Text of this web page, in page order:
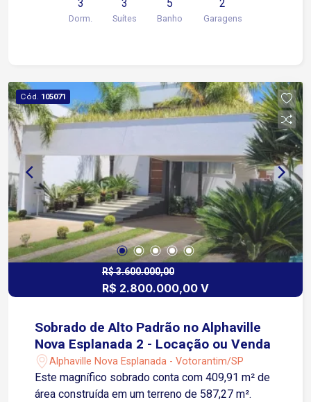
Constantino Lopes Região Com Total
Infraestrutura De Comércios, Próximo Ao
3
Dorm.
3
Suítes
5
Banho
2
Garagens
Cód. 105071
R$ 3.600.000,00
R$ 2.800.000,00 V
Sobrado de Alto Padrão no Alphaville
Nova Esplanada 2 - Locação ou Venda
Alphaville Nova Esplanada - Votorantim/SP
Este magnífico sobrado conta com 409,91 m² de
área construída em um terreno de 587,27 m².